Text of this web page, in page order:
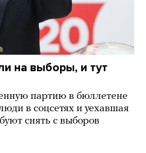
на выборы, и тут
партию в бюллетене
в соцсетях и уехавшая
снять с выборов